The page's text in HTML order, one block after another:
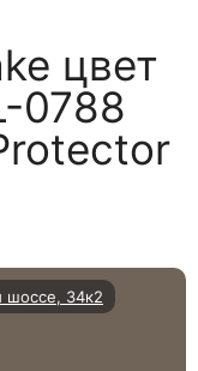
цвет
0788
шоссе, 34к2